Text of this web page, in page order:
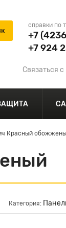
справки по
+7
+7 924
Связаться с
Красный
Категория: